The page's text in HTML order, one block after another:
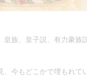
皇族、皇子説、有力豪族
、今もどこかで埋もれて